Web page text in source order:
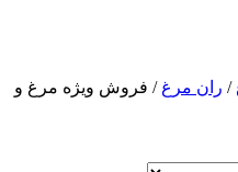
/ ران مرغ/ فروش ویژه مرغ و